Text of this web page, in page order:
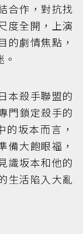
合作，對抗找
度全開，上演
的劇情焦點，
本殺手聯盟的
門鎖定殺手的
的坂本而言，
備大飽眼福，
識坂本和他的
生活陷入大亂